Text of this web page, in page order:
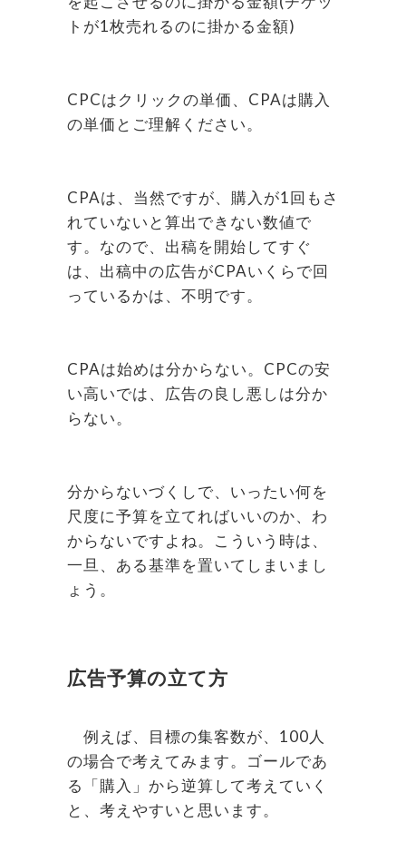
トが1枚売れるのに掛かる金額)
CPCはクリックの単価、CPAは購入
の単価とご理解ください。
CPAは、当然ですが、購入が1回もさ
れていないと算出できない数値で
す。なので、出稿を開始してすぐ
は、出稿中の広告がCPAいくらで回
っているかは、不明です。
CPAは始めは分からない。CPCの安
い高いでは、広告の良し悪しは分か
らない。
分からないづくしで、いったい何を
尺度に予算を立てればいいのか、わ
からないですよね。こういう時は、
一旦、ある基準を置いてしまいまし
ょう。
広告予算の立て方
例えば、目標の集客数が、100人
の場合で考えてみます。ゴールであ
る「購入」から逆算して考えていく
と、考えやすいと思います。